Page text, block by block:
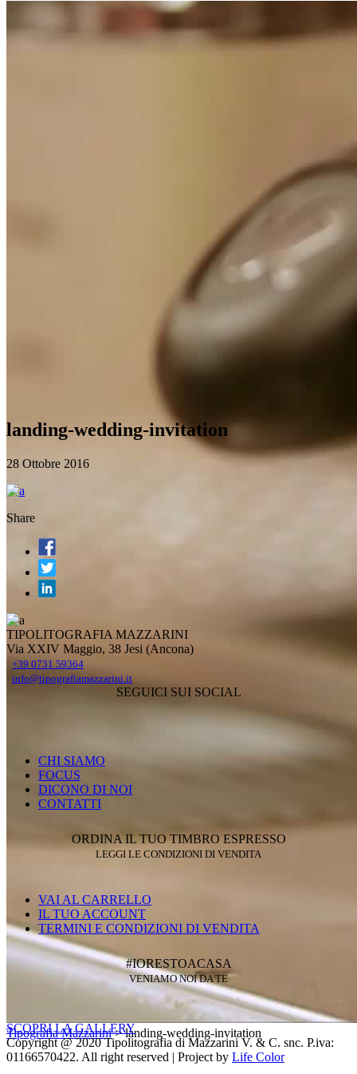
Contatti
Tipografia Mazzarini>landing-wedding-invitation
landing-wedding-invitation
28 Ottobre 2016
Share
TIPOLITOGRAFIA MAZZARINI
Via XXIV Maggio, 38 Jesi (Ancona)
+39 0731 59364
info@tipografiamazzarini.it
SEGUICI SUI SOCIAL
CHI SIAMO
FOCUS
DICONO DI NOI
CONTATTI
ORDINA IL TUO TIMBRO ESPRESSO
LEGGI LE CONDIZIONI DI VENDITA
VAI AL CARRELLO
IL TUO ACCOUNT
TERMINI E CONDIZIONI DI VENDITA
#IORESTOACASA
VENIAMO NOI DA TE
SCOPRI LA GALLERY
Copyright @ 2020 Tipolitografia di Mazzarini V. & C. snc. P.iva:
01166570422. All right reserved | Project by Life Color